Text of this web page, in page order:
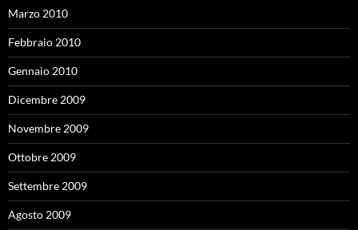
Marzo 2010
Febbraio 2010
Gennaio 2010
Dicembre 2009
Novembre 2009
Ottobre 2009
Settembre 2009
Agosto 2009